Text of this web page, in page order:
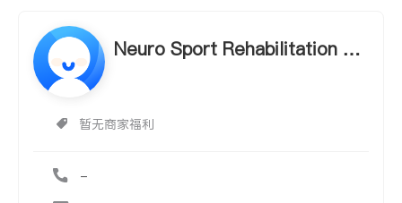
Neuro Sport Rehabilitation As
暂无商家福利
-